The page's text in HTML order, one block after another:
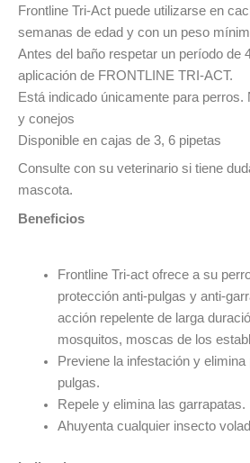
Frontline Tri-Act puede utilizarse en
semanas de edad y con un peso
Antes del baño respetar un período de
aplicación de FRONTLINE TRI-ACT.
Está indicado únicamente para
y conejos
Disponible en cajas de 3, 6 pipetas
Consulte con su veterinario si tiene
mascota.
Beneficios
Frontline Tri-act ofrece a su
protección anti-pulgas y anti-
acción repelente de larga
mosquitos, moscas de los
Previene la infestación y
pulgas.
Repele y elimina las garrapatas.
Ahuyenta cualquier insecto